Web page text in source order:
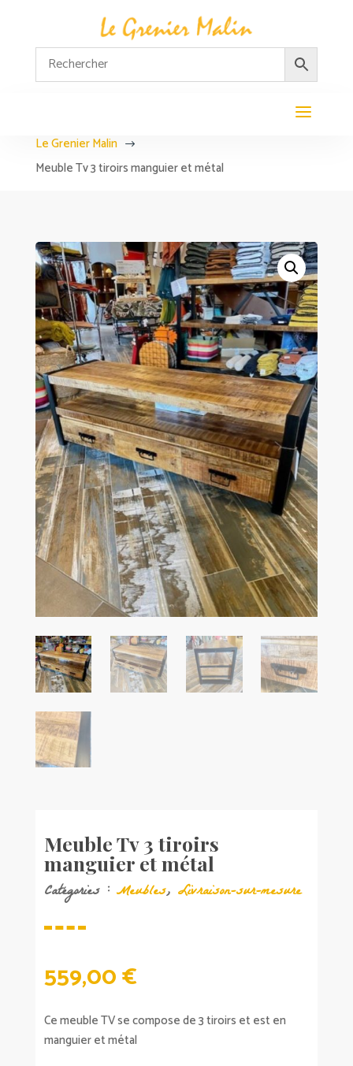
Le Grenier Malin $
Meuble Tv 3 tiroirs manguier et métal
Meuble Tv 3 tiroirs
manguier et métal
Catégories : Meubles, Livraison-sur-mesure
559,00€
Ce meuble TV se compose de 3 tiroirs et est en
manguier et métal